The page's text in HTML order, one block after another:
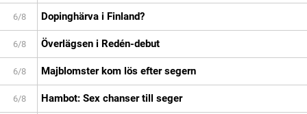
6/8 Dopinghärva i Finland?
6/8 Överlägsen i Redén-debut
6/8 Majblomster kom lös efter segern
6/8 Hambot: Sex chanser till seger